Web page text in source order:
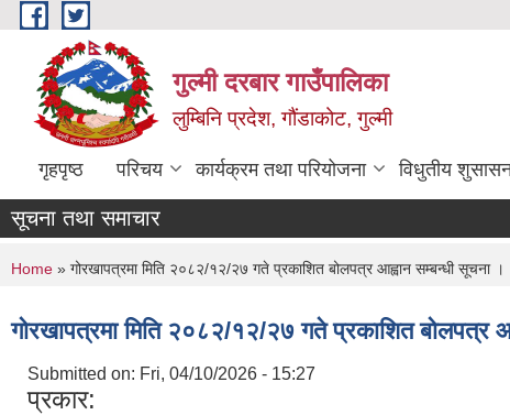
Skip to main content
गुल्मी दरबार गाउँपालिका
लुम्बिनि प्रदेश, गौंडाकोट, गुल्मी
गृहपृष्ठ परिचय कार्यक्रम तथा परियोजना विधुतीय
सूचना तथा समाचार
You are here
Home » गोरखापत्रमा मिति २०८२/१२/२७ गते प्रकाशित बोलपत्र आह्वान सम्बन्धी सूचना ।
गोरखापत्रमा मिति २०८२/१२/२७ गते प्रकाशित बोलपत्र
Submitted on: Fri, 04/10/2026 - 15:27
प्रकार: